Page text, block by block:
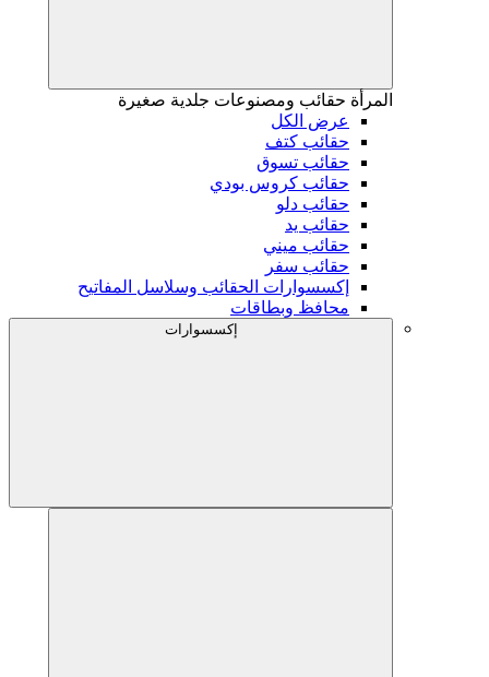
المرأة حقائب ومصنوعات جلدية صغيرة
عرض الكل
حقائب كتف
حقائب تسوق
حقائب كروس بودي
حقائب دلو
حقائب يد
حقائب ميني
حقائب سفر
إكسسوارات الحقائب وسلاسل المفاتيح
محافظ وبطاقات
إكسسوارات